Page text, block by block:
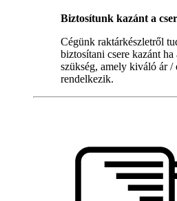
Biztosítunk kazánt a
Cégünk raktárkészletről
biztosítani csere kazánt ha
szükség, amely kiváló ár /
rendelkezik.